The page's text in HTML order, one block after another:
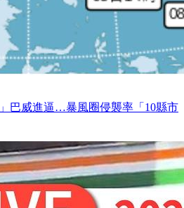
巴威進逼…暴風圈侵襲率「10縣市